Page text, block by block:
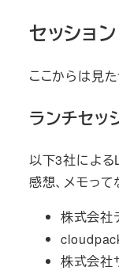
セッション
ここからは見
ランチセッ
以下3社による
感想、メモっ
株式会社
株式会社